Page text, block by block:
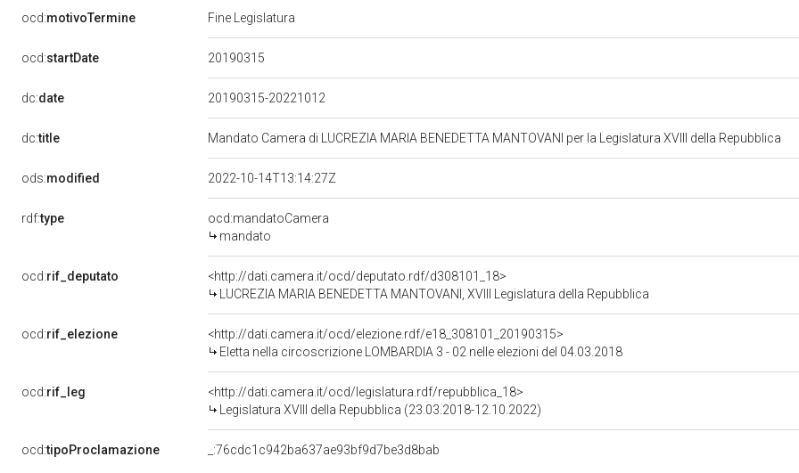
ocd:motivoTermine Fine Legislatura
ocd:startDate 20190315
dc:date 20190315-20221012
dc:title Mandato Camera di LUCREZIA MARIA BENEDETTA MANTOVANI per la Legislatura XVIII della Repubblica
ods:modified 2022-10-14T13:14:27Z
rdf:type
ocd:mandatoCamera
mandato
ocd:rif_deputato
<http://dati.camera.it/ocd/deputato.rdf/d308101_18>
LUCREZIA MARIA BENEDETTA MANTOVANI, XVIII Legislatura della Repubblica
ocd:rif_elezione
<http://dati.camera.it/ocd/elezione.rdf/e18_308101_20190315>
Eletta nella circoscrizione LOMBARDIA 3 - 02 nelle elezioni del 04.03.2018
ocd:rif_leg
<http://dati.camera.it/ocd/legislatura.rdf/repubblica_18>
Legislatura XVIII della Repubblica (23.03.2018-12.10.2022)
ocd:tipoProclamazione _:76cdc1c942ba637ae93bf9d7be3d8bab